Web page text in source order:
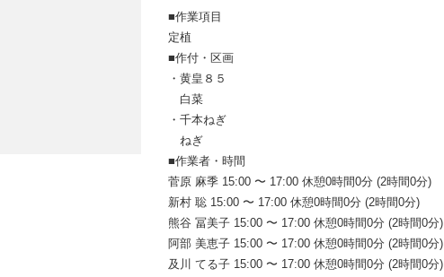
■作業項目
定植
■作付・区画
・黄皇８５
白菜
・千本ねぎ
ねぎ
■作業者・時間
菅原 麻季 15:00 〜 17:00 休憩0時間0分 (2時間0分)
新村 聡 15:00 〜 17:00 休憩0時間0分 (2時間0分)
熊谷 冨美子 15:00 〜 17:00 休憩0時間0分 (2時間0分)
阿部 美恵子 15:00 〜 17:00 休憩0時間0分 (2時間0分)
及川 てる子 15:00 〜 17:00 休憩0時間0分 (2時間0分)